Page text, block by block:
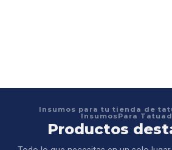
Insumos para tu tienda de
InsumosPara
Productos